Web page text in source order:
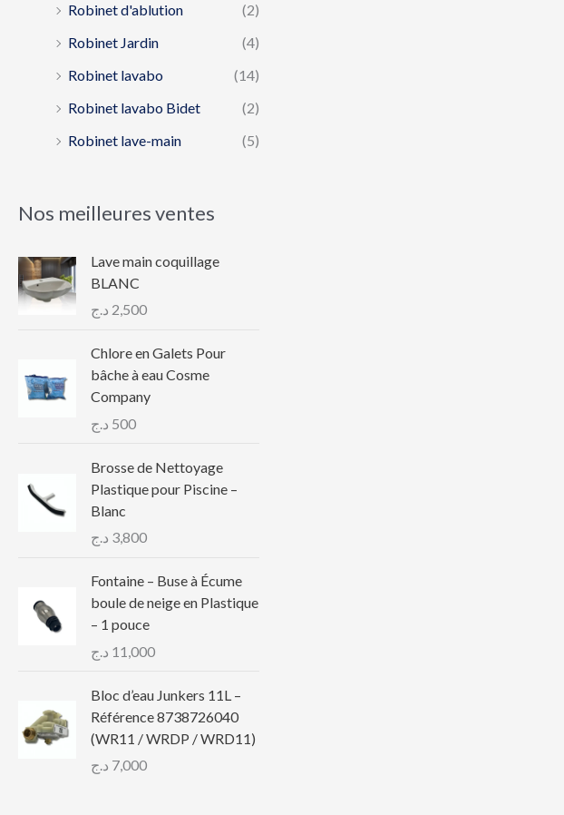
Robinet d'ablution
(2)
Robinet Jardin
(4)
Robinet lavabo
(14)
Robinet lavabo Bidet
(2)
Robinet lave-main
(5)
Nos meilleures ventes
Lave main coquillage
BLANC
2,500 د.ج
Chlore en Galets Pour
bâche à eau Cosme
Company
500 د.ج
Brosse de Nettoyage
Plastique pour Piscine –
Blanc
3,800 د.ج
Fontaine – Buse à Écume
boule de neige en Plastique
– 1 pouce
11,000 د.ج
Bloc d’eau Junkers 11L –
Référence 8738726040
(WR11 / WRDP / WRD11)
7,000 د.ج